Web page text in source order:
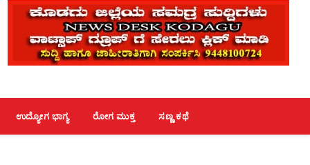
ಉದ್ಯೋಗ ಭಾಗ್ಯ ರೋಗ ಮುಕ್ತ ಸಣ್ಣ ಕಥೆ